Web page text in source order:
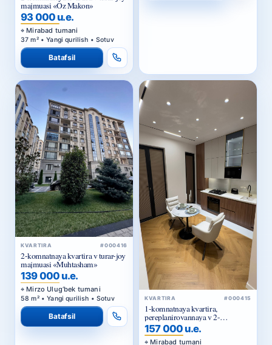
majmuasi «Oz Makon»
93 000 u.e.
Mirabad tumani
37 m² • Yangi qurilish • Sotuv
Batafsil
KVARTIRA #000416
2-komnatnaya kvartira v turar-joy
majmuasi «Muhtasham»
139 000 u.e.
Mirzo Ulug‘bek tumani
58 m² • Yangi qurilish • Sotuv
Batafsil
KVARTIRA #000415
1-komnatnaya kvartira,
pereplanirovannaya v 2-
komnatnuyu, v turar-joy majmuasi
«Parkwood»
157 000 u.e.
Mirabad tumani